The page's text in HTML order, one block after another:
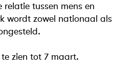
tussen mens en
wordt zowel nationaal als
zien tot 7 maart.